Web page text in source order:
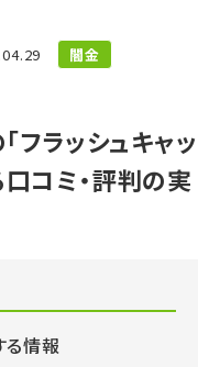
闇金
ラッシュキャッ
口コミ・評判の実
る情報